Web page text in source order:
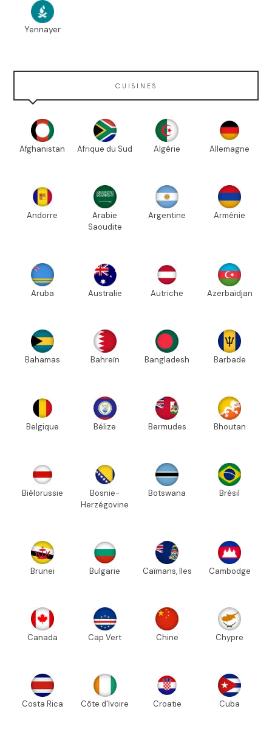
Yennayer
CUISINES
Afghanistan Afrique du Sud Algérie Allemagne
Andorre
Arabie
Saoudite
Argentine Arménie
Aruba Australie Autriche Azerbaïdjan
Bahamas Bahreïn Bangladesh Barbade
Belgique Bélize Bermudes Bhoutan
Biélorussie
Bosnie-
Herzégovine
Botswana Brésil
Brunei Bulgarie Caïmans, Iles Cambodge
Canada Cap Vert Chine Chypre
Costa Rica Côte d'Ivoire Croatie Cuba